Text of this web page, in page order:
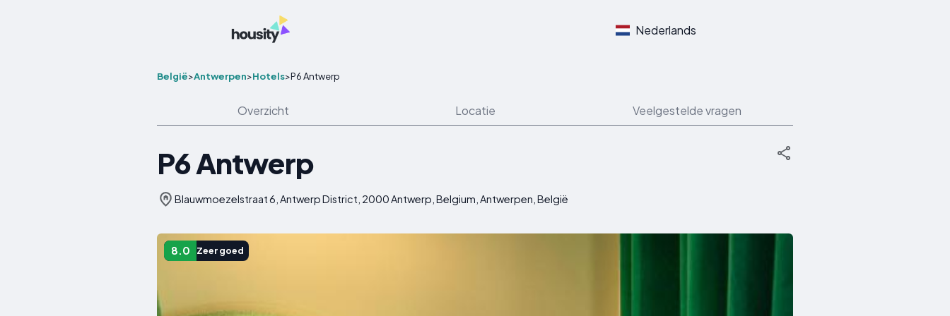
Nederlands
België>Antwerpen>Hotels>P6 Antwerp
Overzicht Locatie Veelgestelde vragen
P6 Antwerp
Blauwmoezelstraat 6, Antwerp District, 2000 Antwerp, Belgium, Antwerpen, België
8.0 Zeer goed